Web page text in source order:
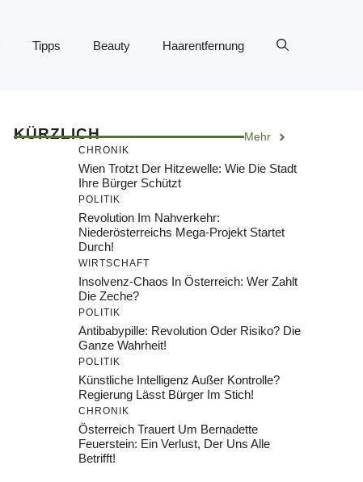
Tipps Beauty Haarentfernung
KÜRZLICH Mehr
CHRONIK
Wien Trotzt Der Hitzewelle: Wie Die Stadt
Ihre Bürger Schützt
POLITIK
Revolution Im Nahverkehr:
Niederösterreichs Mega-Projekt Startet
Durch!
WIRTSCHAFT
Insolvenz-Chaos In Österreich: Wer Zahlt
Die Zeche?
POLITIK
Antibabypille: Revolution Oder Risiko? Die
Ganze Wahrheit!
POLITIK
Künstliche Intelligenz Außer Kontrolle?
Regierung Lässt Bürger Im Stich!
CHRONIK
Österreich Trauert Um Bernadette
Feuerstein: Ein Verlust, Der Uns Alle
Betrifft!